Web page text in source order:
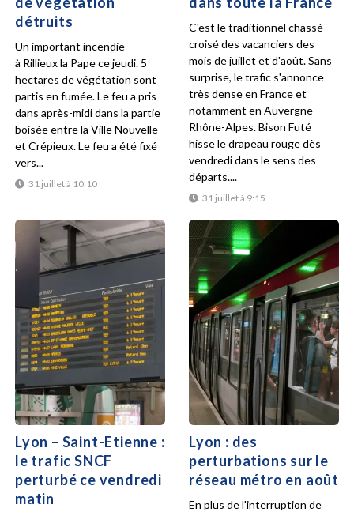
détruits
31 juillet à 10:10
Un important incendie
à Rillieux la Pape ce jeudi. 5
hectares de végétation sont
partis en fumée. Le feu a pris
dans après-midi dans la partie
boisée entre la Ville Nouvelle
et Crépieux. Le feu a été fixé
vers...
31 juillet à 9:15
C'est le traditionnel chassé-
croisé des vacanciers des
mois de juillet et d'août. Sans
surprise, le trafic s'annonce
très dense en France et
notamment en Auvergne-
Rhône-Alpes. Bison Futé
hisse le drapeau rouge dès
vendredi dans le sens des
départs....
Lyon – Saint-Etienne :
le trafic SNCF
perturbé ce vendredi
matin
Lyon : des
perturbations sur le
réseau métro en août
En plus de l'interruption de